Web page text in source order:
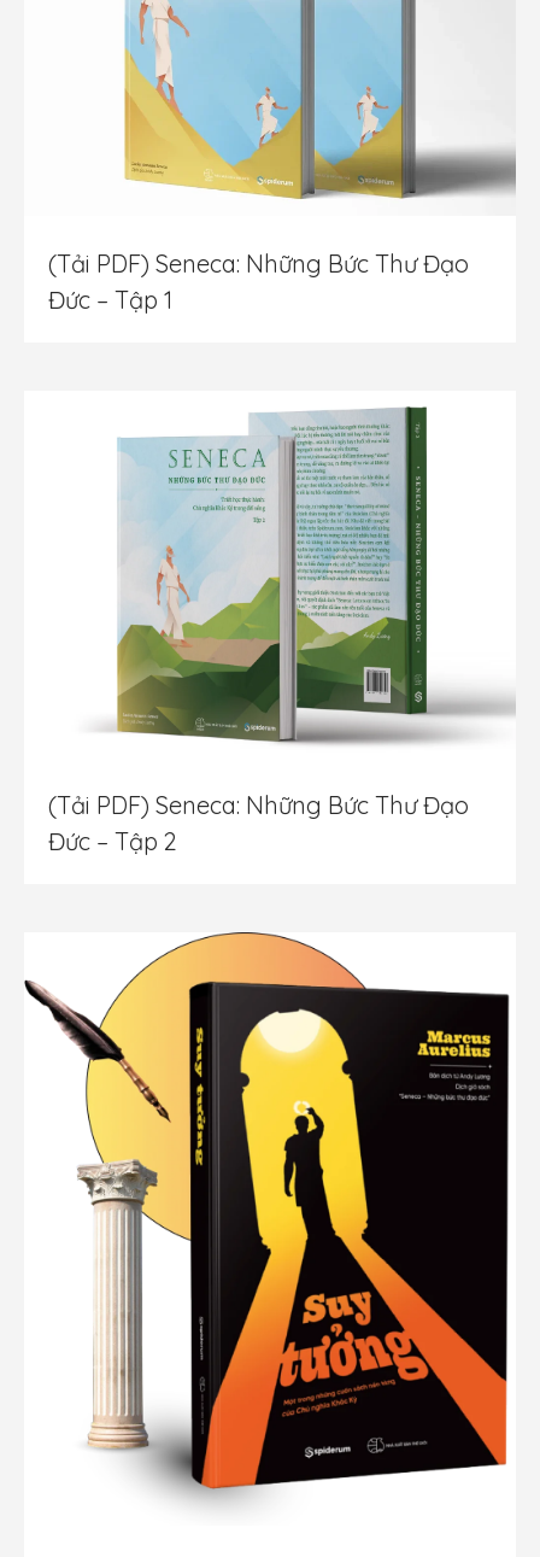
(Tải PDF) Seneca: Những Bức Thư Đạo
Đức – Tập 1
(Tải PDF) Seneca: Những Bức Thư Đạo
Đức – Tập 2